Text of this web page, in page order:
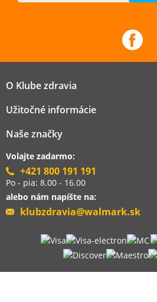
O Klube zdravia
Užitočné informácie
Naše značky
Volajte zadarmo:
+421 800 191 191
Po - pia: 8.00 - 16.00
alebo nám napíšte na:
klubzdravia@walmark.sk